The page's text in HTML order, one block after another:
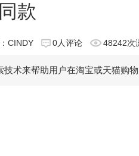
款
CINDY 0人评论 48242次
术来帮助用户在淘宝或天猫购